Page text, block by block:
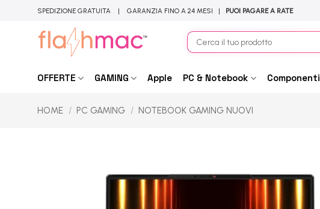
SPEDIZIONE GRATUITA | GARANZIA FINO A 24 MESI | PUOI PAGARE A RATE
Cerca:
OFFERTE GAMING Apple PC & Notebook Componenti
HOME / PC GAMING / NOTEBOOK GAMING NUOVI